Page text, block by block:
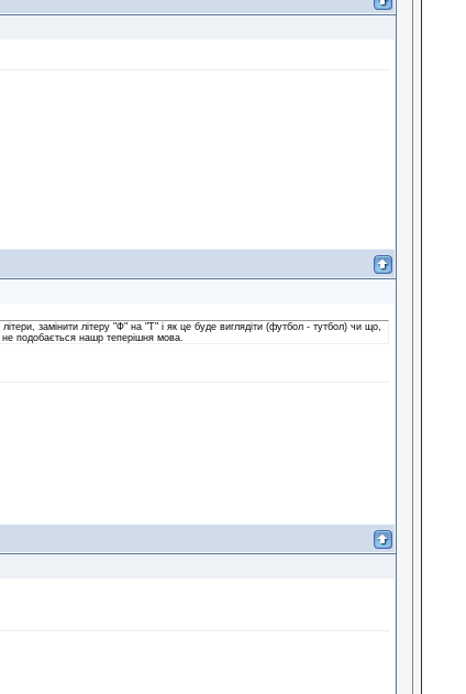
замінити літеру "Ф" на "Т" і як це буде виглядіти (футбол - тутбол) чи що,
подобається нашр теперішня мова.